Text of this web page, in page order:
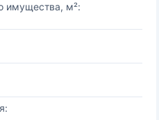
имущества, м²: